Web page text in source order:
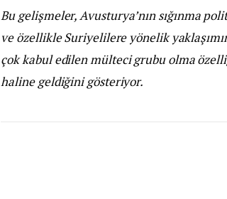
Bu gelişmeler, Avusturya’nın sığınma
ve özellikle Suriyelilere yönelik
çok kabul edilen mülteci grubu olma
haline geldiğini gösteriyor.